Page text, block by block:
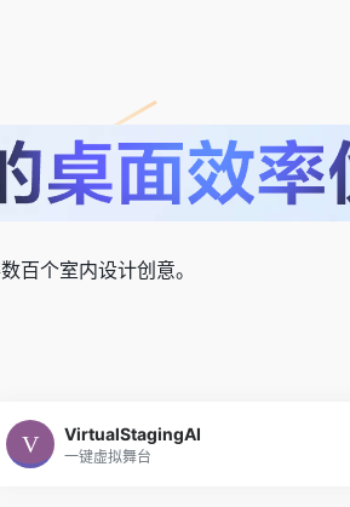
百个室内设计创意。
VirtualStagingAI
一键虚拟舞台